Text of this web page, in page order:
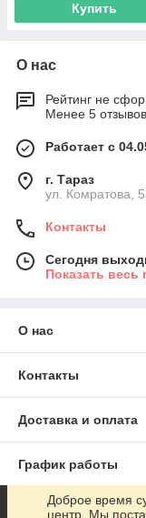
Купить
О нас
Рейтинг не
Менее 5
Работает с
г. Тараз
ул. Комратова,
Контакты
Сегодня
Показать весь
О нас
Контакты
Доставка и оплата
График работы
Полная версия
Доброе время
центр. Мы